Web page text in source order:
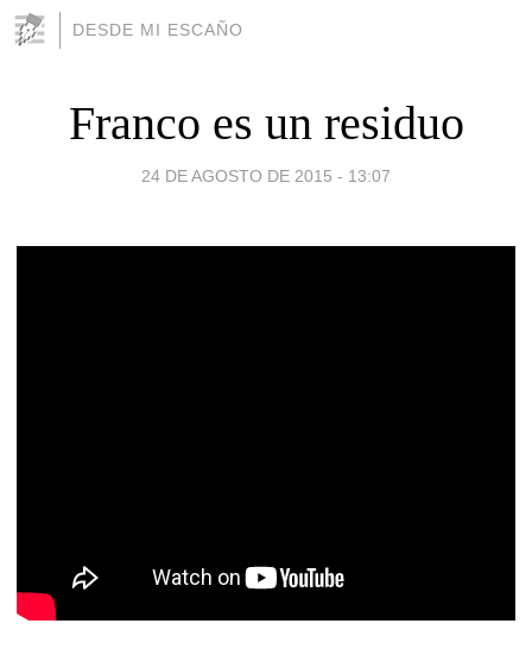
DESDE MI ESCAÑO
Franco es un residuo
24 DE AGOSTO DE 2015 - 13:07